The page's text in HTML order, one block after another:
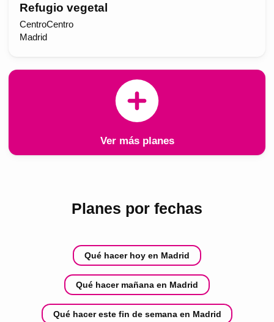
Refugio vegetal
CentroCentro
Madrid
Ver más planes
Planes por fechas
Qué hacer hoy en Madrid
Qué hacer mañana en Madrid
Qué hacer este fin de semana en Madrid